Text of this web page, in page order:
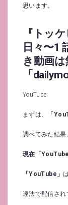
思います。
『トッ
日々〜1
き動画
「
YouTube
まずは、 「
調べてみた結果
現在「
「YouTube」
違法で配信され